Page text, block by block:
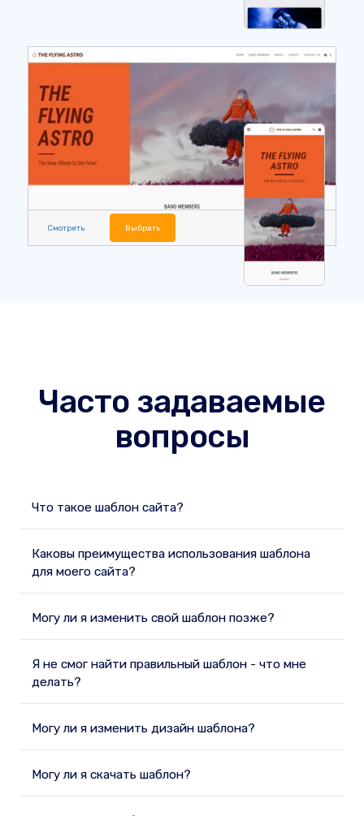
Смотреть Выбрать
Часто задаваемые
вопросы
Что такое шаблон сайта?
Каковы преимущества использования шаблона
для моего сайта?
Могу ли я изменить свой шаблон позже?
Я не смог найти правильный шаблон - что мне
делать?
Могу ли я изменить дизайн шаблона?
Могу ли я скачать шаблон?